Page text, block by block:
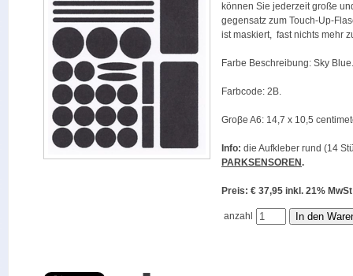
können Sie jederzeit große
gegensatz zum Touch-Up-
ist maskiert, fast nichts mehr
Farbe Beschreibung: Sky Blue.
Farbcode: 2B.
Groβe A6: 14,7 x 10,5
Info: die Aufkleber rund (14
PARKSENSOREN.
Preis: € 37,95 inkl. 21%
anzahl